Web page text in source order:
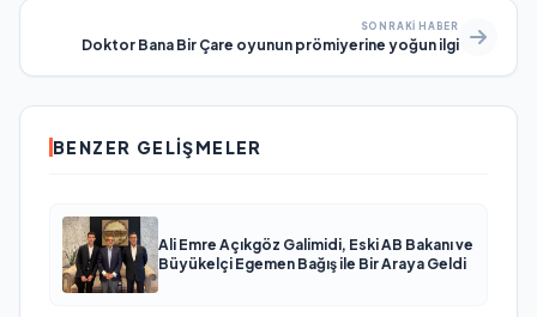
SONRAKI HABER
Doktor Bana Bir Çare oyunun prömiyerine yoğun ilgi
BENZER GELIŞMELER
Ali Emre Açıkgöz Galimidi, Eski AB Bakanı ve
Büyükelçi Egemen Bağış ile Bir Araya Geldi